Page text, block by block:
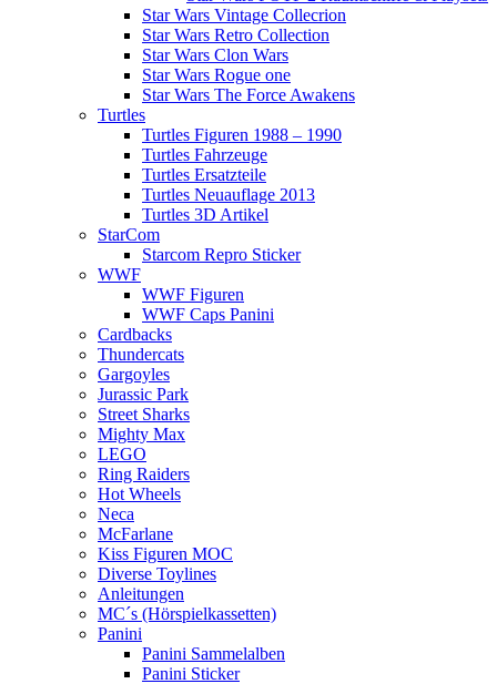
Star Wars Vintage Collecrion
Star Wars Retro Collection
Star Wars Clon Wars
Star Wars Rogue one
Star Wars The Force Awakens
Turtles
Turtles Figuren 1988 – 1990
Turtles Fahrzeuge
Turtles Ersatzteile
Turtles Neuauflage 2013
Turtles 3D Artikel
StarCom
Starcom Repro Sticker
WWF
WWF Figuren
WWF Caps Panini
Cardbacks
Thundercats
Gargoyles
Jurassic Park
Street Sharks
Mighty Max
LEGO
Ring Raiders
Hot Wheels
Neca
McFarlane
Kiss Figuren MOC
Diverse Toylines
Anleitungen
MC´s (Hörspielkassetten)
Panini
Panini Sammelalben
Panini Sticker